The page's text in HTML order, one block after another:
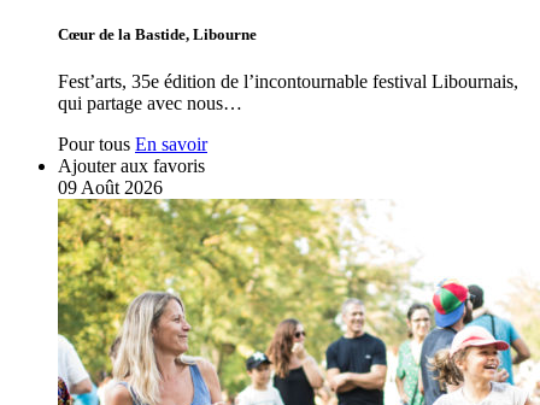
Cœur de la Bastide, Libourne
Fest’arts, 35e édition de l’incontournable festival Libournais,
qui partage avec nous…
Pour tous En savoir
Ajouter aux favoris
09Août 2026